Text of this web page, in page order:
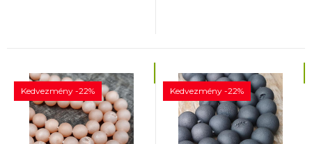
Kedvezmény -22% Kedvezmény -22%